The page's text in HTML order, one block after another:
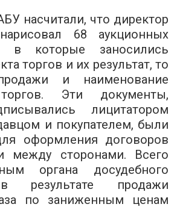
насчитали, что директор
68 аукционных
в которые заносились
торгов и их результат, то
и наименование
Эти документы,
лицитатором
и покупателем, были
оформления договоров
между сторонами. Всего
органа досудебного
результате продажи
по заниженным ценам